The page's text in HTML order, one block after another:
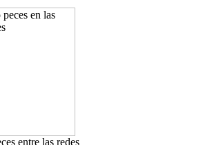
entre las redes